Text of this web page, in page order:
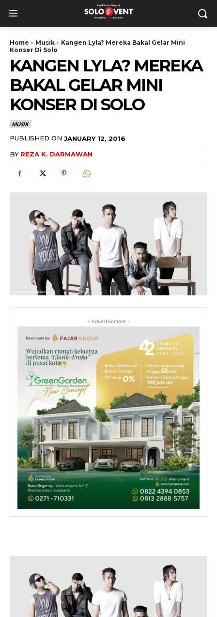
Home Musik
Kangen Lyla? Mereka Bakal Gelar Mini
Konser Di Solo
KANGEN LYLA? MEREKA
BAKAL GELAR MINI
KONSER DI SOLO
MUSIK
PUBLISHED ON JANUARY 12, 2016
BY REZA K. DARMAWAN
- Advertisement -